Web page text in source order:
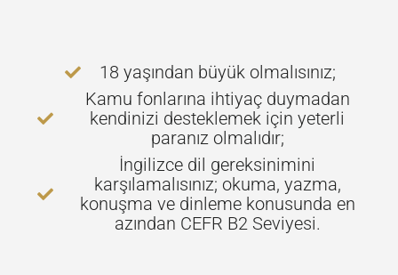
18 yaşından büyük olmalısınız;
Kamu fonlarına ihtiyaç duymadan
kendinizi desteklemek için yeterli
paranız olmalıdır;
İngilizce dil gereksinimini
karşılamalısınız; okuma, yazma,
konuşma ve dinleme konusunda en
azından CEFR B2 Seviyesi.